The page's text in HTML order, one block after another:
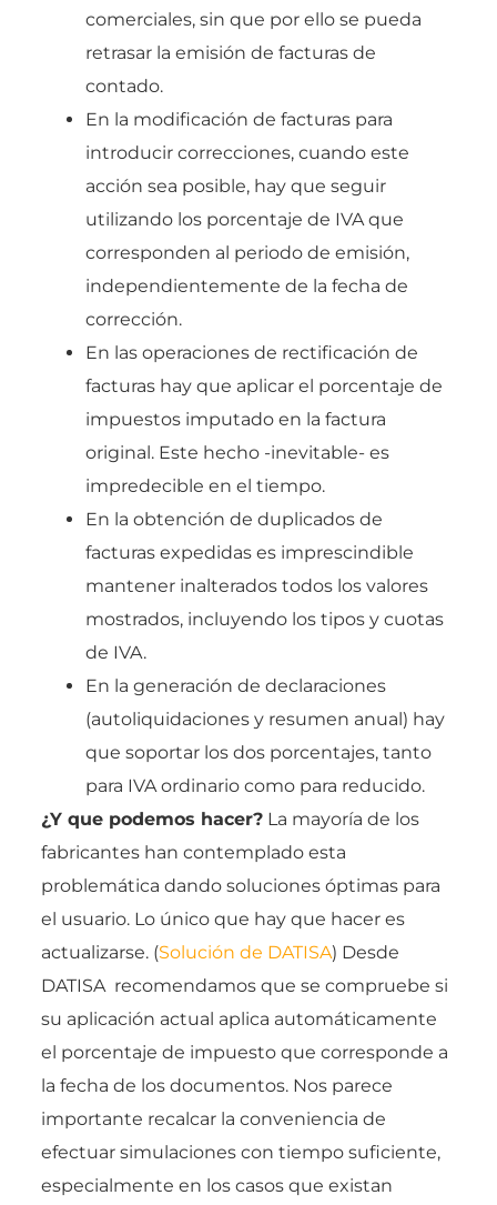
comerciales, sin que por ello se pueda
retrasar la emisión de facturas de
contado.
En la modificación de facturas para
introducir correcciones, cuando este
acción sea posible, hay que seguir
utilizando los porcentaje de IVA que
corresponden al periodo de emisión,
independientemente de la fecha de
corrección.
En las operaciones de rectificación de
facturas hay que aplicar el porcentaje de
impuestos imputado en la factura
original. Este hecho -inevitable- es
impredecible en el tiempo.
En la obtención de duplicados de
facturas expedidas es imprescindible
mantener inalterados todos los valores
mostrados, incluyendo los tipos y cuotas
de IVA.
En la generación de declaraciones
(autoliquidaciones y resumen anual) hay
que soportar los dos porcentajes, tanto
para IVA ordinario como para reducido.
¿Y que podemos hacer? La mayoría de los
fabricantes han contemplado esta
problemática dando soluciones óptimas para
el usuario. Lo único que hay que hacer es
actualizarse. (Solución de DATISA) Desde
DATISA recomendamos que se compruebe si
su aplicación actual aplica automáticamente
el porcentaje de impuesto que corresponde a
la fecha de los documentos. Nos parece
importante recalcar la conveniencia de
efectuar simulaciones con tiempo suficiente,
especialmente en los casos que existan